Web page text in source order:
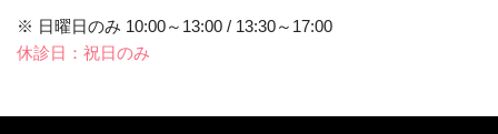
※ 日曜日のみ 10:00～13:00 / 13:30～17:00
休診日：祝日のみ